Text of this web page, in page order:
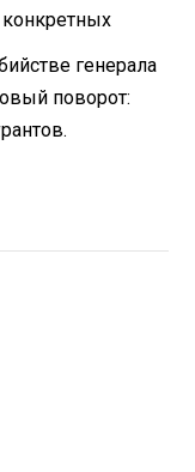
генерала
поворот: